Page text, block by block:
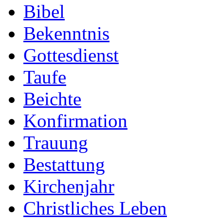
Bibel
Bekenntnis
Gottesdienst
Taufe
Beichte
Konfirmation
Trauung
Bestattung
Kirchenjahr
Christliches Leben